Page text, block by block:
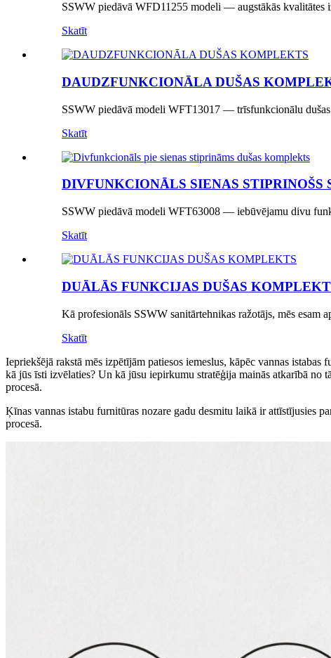
SSWW piedāvā WFD11255 modeli — augstākās kvalitātes
Skatīt
DAUDZFUNKCIONĀLA DUŠAS
SSWW piedāvā modeli WFT13017 — trīsfunkcionālu
Skatīt
DIVFUNKCIONĀLS SIENAS STIPRINOŠS
SSWW piedāvā modeli WFT63008 — iebūvējamu divu
Skatīt
DUĀLĀS FUNKCIJAS DUŠAS
Kā profesionāls SSWW sanitārtehnikas ražotājs, mēs esam
Skatīt
Iepriekšējā rakstā mēs izpētījām patiesos iemeslus, kāpēc vannas
kā jūs īsti izvēlaties? Un kā jūsu iepirkumu stratēģija mainās atkarībā no
procesā.
Ķīnas vannas istabu furnitūras nozare gadu desmitu laikā ir attīstījusies
procesā.